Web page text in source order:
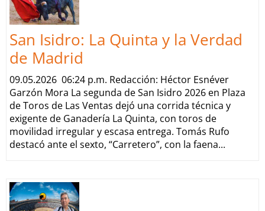
San Isidro: La Quinta y la Verdad
de Madrid
09.05.2026 06:24 p.m. Redacción: Héctor Esnéver
Garzón Mora La segunda de San Isidro 2026 en Plaza
de Toros de Las Ventas dejó una corrida técnica y
exigente de Ganadería La Quinta, con toros de
movilidad irregular y escasa entrega. Tomás Rufo
destacó ante el sexto, “Carretero”, con la faena...